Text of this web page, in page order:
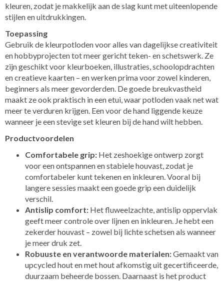
kleuren, zodat je makkelijk aan de slag kunt met uiteenlopende
stijlen en uitdrukkingen.
Toepassing
Gebruik de kleurpotloden voor alles van dagelijkse creativiteit
en hobbyprojecten tot meer gericht teken- en schetswerk. Ze
zijn geschikt voor kleurboeken, illustraties, schoolopdrachten
en creatieve kaarten – en werken prima voor zowel kinderen,
beginners als meer gevorderden. De goede breukvastheid
maakt ze ook praktisch in een etui, waar potloden vaak net wat
meer te verduren krijgen. Een voor de hand liggende keuze
wanneer je een stevige set kleuren bij de hand wilt hebben.
Productvoordelen
Comfortabele grip: Het zeshoekige ontwerp zorgt
voor een ontspannen en stabiele houvast, zodat je
comfortabeler kunt tekenen en inkleuren. Vooral bij
langere sessies maakt een goede grip een duidelijk
verschil.
Antislip comfort: Het fluweelzachte, antislip oppervlak
geeft meer controle over lijnen en inkleuren. Je hebt een
zekerder houvast – zowel bij lichte schetsen als wanneer
je meer druk zet.
Robuuste en verantwoorde materialen:Gemaakt van
upcycled hout en met hout afkomstig uit gecertificeerde,
duurzaam beheerde bossen. Daarnaast is het product